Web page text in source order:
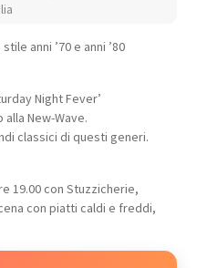
anni ’70 e anni ’80
Night Fever’
alla New-Wave.
classici di questi generi.
19.00 con Stuzzicherie,
con piatti caldi e freddi,